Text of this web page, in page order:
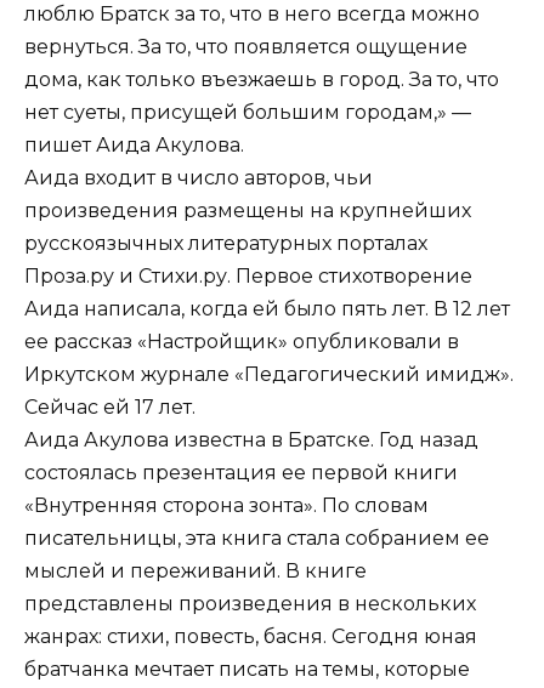
люблю Братск за то, что в него всегда можно
вернуться. За то, что появляется ощущение
дома, как только въезжаешь в город. За то, что
нет суеты, присущей большим городам,» —
пишет Аида Акулова.
Аида входит в число авторов, чьи
произведения размещены на крупнейших
русскоязычных литературных порталах
Проза.ру и Стихи.ру. Первое стихотворение
Аида написала, когда ей было пять лет. В 12 лет
ее рассказ «Настройщик» опубликовали в
Иркутском журнале «Педагогический имидж».
Сейчас ей 17 лет.
Аида Акулова известна в Братске. Год назад
состоялась презентация ее первой книги
«Внутренняя сторона зонта». По словам
писательницы, эта книга стала собранием ее
мыслей и переживаний. В книге
представлены произведения в нескольких
жанрах: стихи, повесть, басня. Сегодня юная
братчанка мечтает писать на темы, которые